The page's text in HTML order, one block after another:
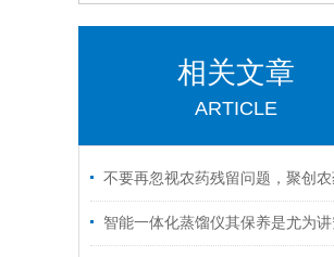
相关文章
ARTICLE
智能一体化蒸馏仪其保养是尤为讲